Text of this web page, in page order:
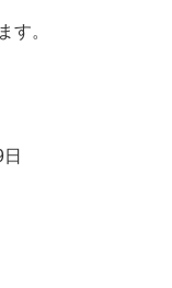
す。